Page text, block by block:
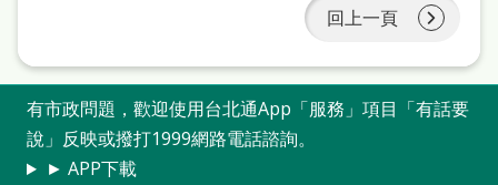
台
北
回上一頁
有市政問題，歡迎使用台北通App「服務」項目「有話要
說」反映或撥打1999網路電話諮詢。
► APP下載